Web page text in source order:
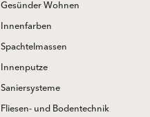
Gesünder Wohnen
Innenfarben
Spachtelmassen
Innenputze
Saniersysteme
Fliesen- und Bodentechnik